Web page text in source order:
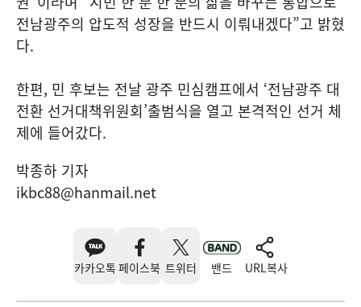
전남광주의 압도적 성장을 반드시 이뤄내겠다”고 밝혔
다.
한편, 민 후보는 전날 광주 민심캠프에서 ‘전남광주 대
전환 선거대책위원회’출범식을 열고 본격적인 선거 체
제에 들어갔다.
박종하 기자
ikbc88@hanmail.net
카카오톡 페이스북 트위터 밴드 URL복사